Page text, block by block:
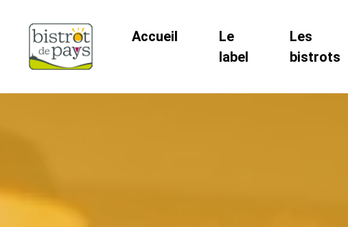
Accueil
Le
label
Les
bistrots